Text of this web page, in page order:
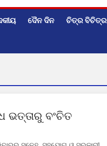
ଦୈନ ଦିନ ଚିତ୍ର ବିଚିତ୍ର
ଭତ୍ତାରୁ ବଂଚିତ